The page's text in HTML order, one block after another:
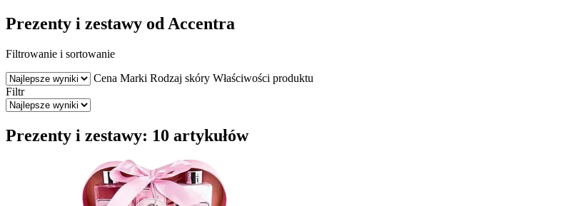
Prezenty i zestawy od Accentra
Filtrowanie i sortowanie
Cena Marki Rodzaj skóry Właściwości produktu
Filtr
Prezenty i zestawy: 10 artykułów